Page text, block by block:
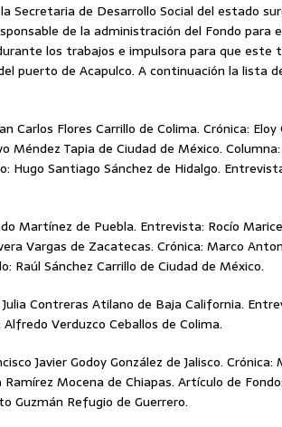
Secretaria de Desarrollo Social del estado
de la administración del Fondo para
los trabajos e impulsora para que este
puerto de Acapulco. A continuación la lista
Carlos Flores Carrillo de Colima. Crónica:
Méndez Tapia de Ciudad de México.
Hugo Santiago Sánchez de Hidalgo.
Martínez de Puebla. Entrevista: Rocío
Vargas de Zacatecas. Crónica: Marco
Raúl Sánchez Carrillo de Ciudad de México.
Contreras Atilano de Baja California.
Verduzco Ceballos de Colima.
Javier Godoy González de Jalisco.
Mocena de Chiapas. Artículo de
Guzmán Refugio de Guerrero.